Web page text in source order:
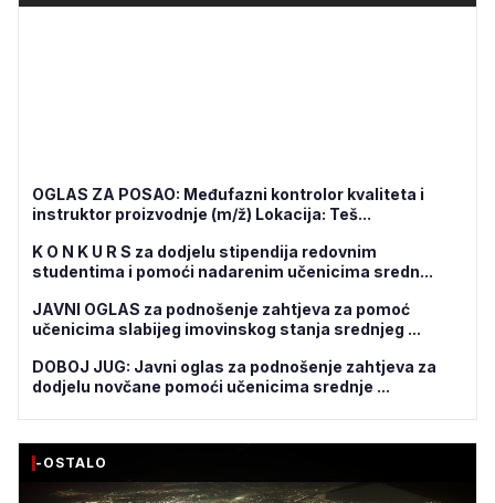
OGLAS ZA POSAO: Međufazni kontrolor kvaliteta i
instruktor proizvodnje (m/ž) Lokacija: Teš...
K O N K U R S za dodjelu stipendija redovnim
studentima i pomoći nadarenim učenicima sredn...
JAVNI OGLAS za podnošenje zahtjeva za pomoć
učenicima slabijeg imovinskog stanja srednjeg ...
DOBOJ JUG: Javni oglas za podnošenje zahtjeva za
dodjelu novčane pomoći učenicima srednje ...
-OSTALO